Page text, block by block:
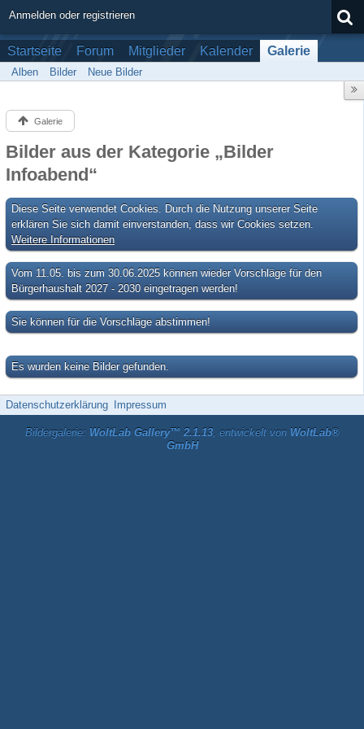
Anmelden oder registrieren
Startseite Forum Mitglieder Kalender Galerie
Alben Bilder Neue Bilder
Galerie
Bilder aus der Kategorie „Bilder
Infoabend“
Diese Seite verwendet Cookies. Durch die Nutzung unserer Seite
erklären Sie sich damit einverstanden, dass wir Cookies setzen.
Weitere Informationen
Vom 11.05. bis zum 30.06.2025 können wieder Vorschläge für den
Bürgerhaushalt 2027 - 2030 eingetragen werden!
Sie können für die Vorschläge abstimmen!
Es wurden keine Bilder gefunden.
Datenschutzerklärung Impressum
Bildergalerie: WoltLab Gallery™ 2.1.13, entwickelt von WoltLab®
GmbH